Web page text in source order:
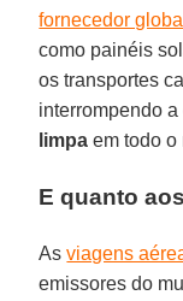
fornecedor
como painéis
os transportes
interrompendo
limpa em todo o
E quanto
Asviagens
emissores do